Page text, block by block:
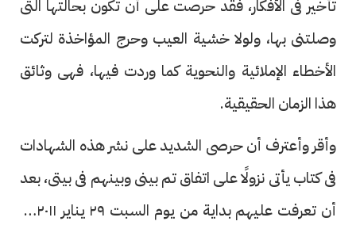
تأخير فى الأفكار، فقد حرصت على أن تكون بحالتها التى
وصلتنى بها، ولولا خشية العيب وحرج المؤاخذة لتركت
الأخطاء الإملائية والنحوية كما وردت فيها، فهى وثائق
هذا الزمان الحقيقية.
وأقر وأعترف أن حرصى الشديد على نشر هذه الشهادات
فى كتاب يأتى نزولًا على اتفاق تم بينى وبينهم فى بيتى، بعد
أن تعرفت عليهم بداية من يوم السبت ٢٩ يناير ٢٠١١ فى